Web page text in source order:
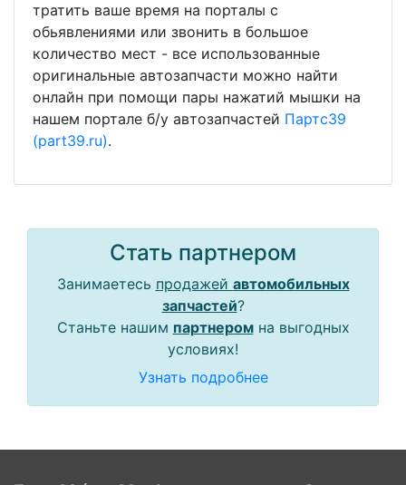
тратить ваше время на порталы с
обьявлениями или звонить в большое
количество мест - все использованные
оригинальные автозапчасти можно найти
онлайн при помощи пары нажатий мышки на
нашем портале б/у автозапчастей Партс39
(part39.ru).
Стать партнером
Занимаетесь продажей автомобильных
запчастей?
Станьте нашим партнеромна выгодных
условиях!
Узнать подробнее